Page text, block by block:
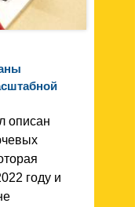
описан
году и